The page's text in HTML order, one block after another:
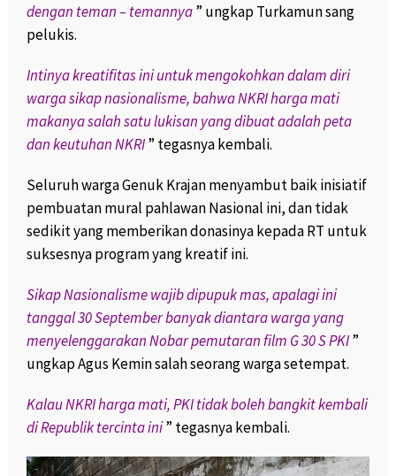
dengan teman – temannya” ungkap Turkamun sang
pelukis.
Intinya kreatifitas ini untuk mengokohkan dalam diri
warga sikap nasionalisme, bahwa NKRI harga mati
makanya salah satu lukisan yang dibuat adalah peta
dan keutuhan NKRI” tegasnya kembali.
Seluruh warga Genuk Krajan menyambut baik inisiatif
pembuatan mural pahlawan Nasional ini, dan tidak
sedikit yang memberikan donasinya kepada RT untuk
suksesnya program yang kreatif ini.
Sikap Nasionalisme wajib dipupuk mas, apalagi ini
tanggal 30 September banyak diantara warga yang
menyelenggarakan Nobar pemutaran film G 30 S PKI”
ungkap Agus Kemin salah seorang warga setempat.
Kalau NKRI harga mati, PKI tidak boleh bangkit kembali
di Republik tercinta ini” tegasnya kembali.